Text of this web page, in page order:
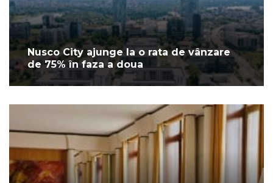
Nusco City ajunge la o rata de vânzare
de 75% în faza a doua